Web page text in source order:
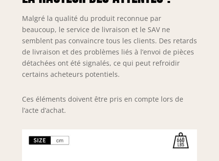
Malgré la qualité du produit reconnue par
beaucoup, le service de livraison et le SAV ne
semblent pas convaincre tous les clients. Des retards
de livraison et des problèmes liés à l’envoi de pièces
détachées ont été signalés, ce qui peut refroidir
certains acheteurs potentiels.
Ces éléments doivent être pris en compte lors de
l’acte d’achat.